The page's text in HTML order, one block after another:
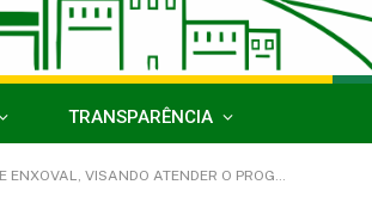
TRANSPARÊNCIA
MUNICIPAL DE ASSISTÊNCIA SOCIAL DO MUNICÍPIO DE ACARÁ/PA)